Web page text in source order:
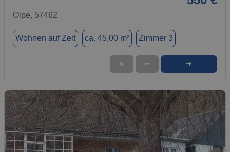
Olpe, 57462
Wohnen auf Zeit ca. 45,00 m² Zimmer 3
★ ➦ ➜